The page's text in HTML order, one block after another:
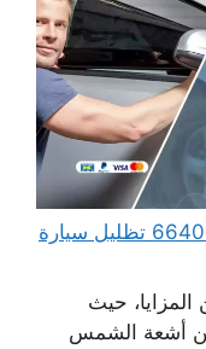
تظليل سيارات متنقل الكويت 66400552 تظليل سيارة
حيث
أشعة الشمس